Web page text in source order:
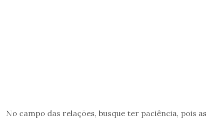
No campo das relações, busque ter paciência, pois as